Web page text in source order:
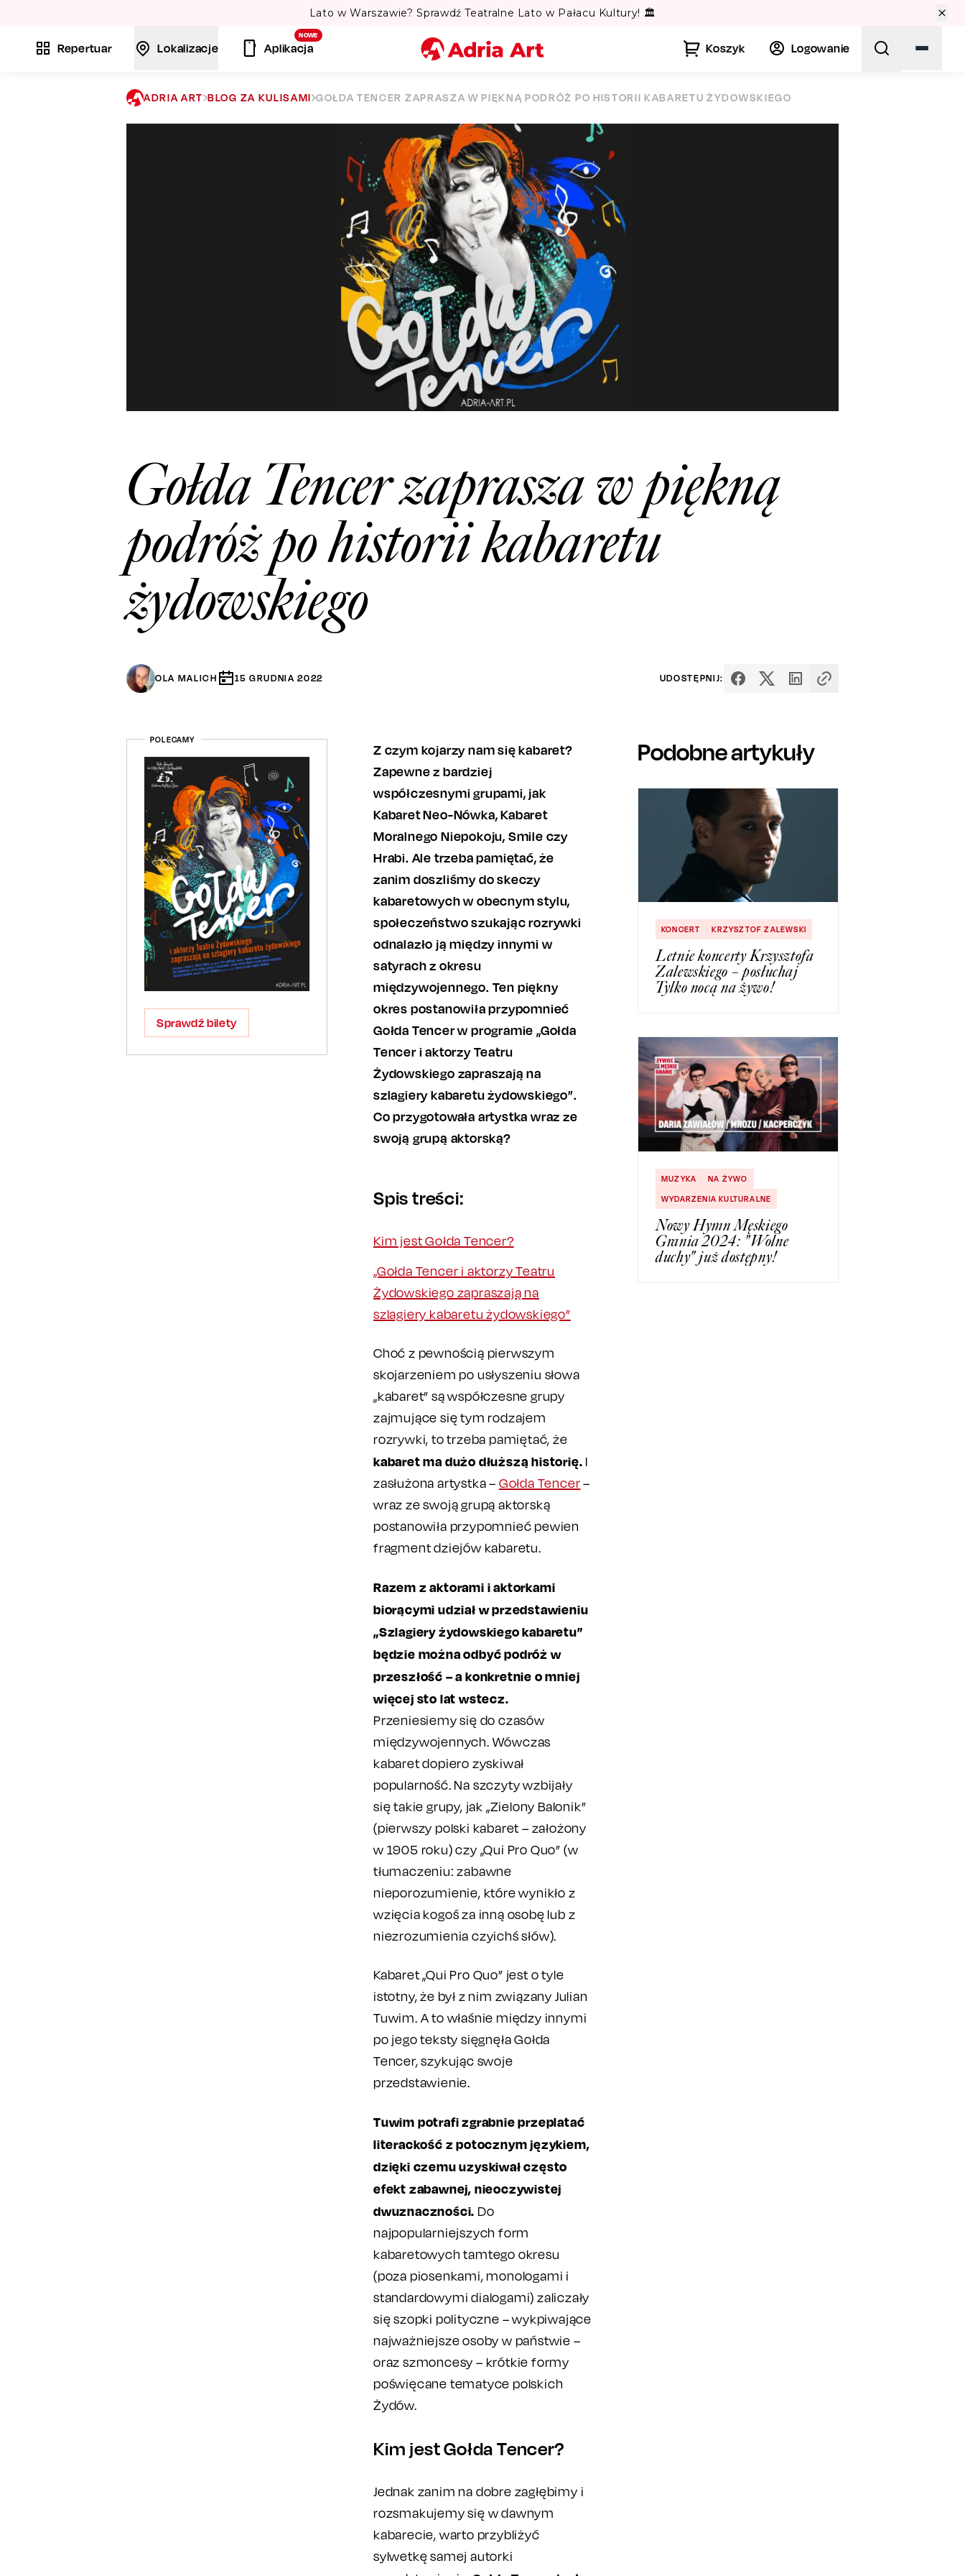
Lato w Warszawie? Sprawdź Teatralne Lato w Pałacu Kultury! 🏛️
Repertuar Lokalizacje
NOWE
Aplikacja Koszyk Logowanie
Miasto
Szukaj
ADRIA ART BLOG ZA KULISAMI GOŁDA TENCER ZAPRASZA W PIĘKNĄ PODRÓŻ PO HISTORII KABARETU ŻYDOWSKIEGO
Gołda Tencer zaprasza w piękną
podróż po historii kabaretu
żydowskiego
OLA MALICH 15 GRUDNIA 2022 UDOSTĘPNIJ:
POLECAMY
Sprawdź bilety
Z czym kojarzy nam się kabaret?
Zapewne z bardziej
współczesnymi grupami, jak
Kabaret Neo-Nówka, Kabaret
Moralnego Niepokoju, Smile czy
Hrabi. Ale trzeba pamiętać, że
zanim doszliśmy do skeczy
kabaretowych w obecnym stylu,
społeczeństwo szukając rozrywki
odnalazło ją między innymi w
satyrach z okresu
międzywojennego. Ten piękny
okres postanowiła przypomnieć
Gołda Tencer w programie „Gołda
Tencer i aktorzy Teatru
Żydowskiego zapraszają na
szlagiery kabaretu żydowskiego”.
Co przygotowała artystka wraz ze
swoją grupą aktorską?
Spis treści:
Kim jest Gołda Tencer?
„Gołda Tencer i aktorzy Teatru
Żydowskiego zapraszają na
szlagiery kabaretu żydowskiego”
Choć z pewnością pierwszym
skojarzeniem po usłyszeniu słowa
„kabaret” są współczesne grupy
zajmujące się tym rodzajem
rozrywki, to trzeba pamiętać, że
kabaret ma dużo dłuższą historię. I
zasłużona artystka – Gołda Tencer–
wraz ze swoją grupą aktorską
postanowiła przypomnieć pewien
fragment dziejów kabaretu.
Razem z aktorami i aktorkami
biorącymi udział w przedstawieniu
„Szlagiery żydowskiego kabaretu”
będzie można odbyć podróż w
przeszłość – a konkretnie o mniej
więcej sto lat wstecz.
Przeniesiemy się do czasów
międzywojennych. Wówczas
kabaret dopiero zyskiwał
popularność. Na szczyty wzbijały
się takie grupy, jak „Zielony Balonik”
(pierwszy polski kabaret – założony
w 1905 roku) czy „Qui Pro Quo” (w
tłumaczeniu: zabawne
nieporozumienie, które wynikło z
wzięcia kogoś za inną osobę lub z
niezrozumienia czyichś słów).
Kabaret „Qui Pro Quo” jest o tyle
istotny, że był z nim związany Julian
Tuwim. A to właśnie między innymi
po jego teksty sięgnęła Gołda
Tencer, szykując swoje
przedstawienie.
Tuwim potrafi zgrabnie przeplatać
literackość z potocznym językiem,
dzięki czemu uzyskiwał często
efekt zabawnej, nieoczywistej
dwuznaczności. Do
najpopularniejszych form
kabaretowych tamtego okresu
(poza piosenkami, monologami i
standardowymi dialogami) zaliczały
się szopki polityczne – wykpiwające
najważniejsze osoby w państwie –
oraz szmoncesy – krótkie formy
poświęcane tematyce polskich
Żydów.
Kim jest Gołda Tencer?
Jednak zanim na dobre zagłębimy i
rozsmakujemy się w dawnym
kabarecie, warto przybliżyć
sylwetkę samej autorki
Podobne artykuły
KONCERT KRZYSZTOF ZALEWSKI
Letnie koncerty Krzysztofa
Zalewskiego – posłuchaj
Tylko nocą na żywo!
MUZYKA
NA ŻYWO
WYDARZENIA KULTURALNE
Nowy Hymn Męskiego
Grania 2024: "Wolne
duchy" już dostępny!